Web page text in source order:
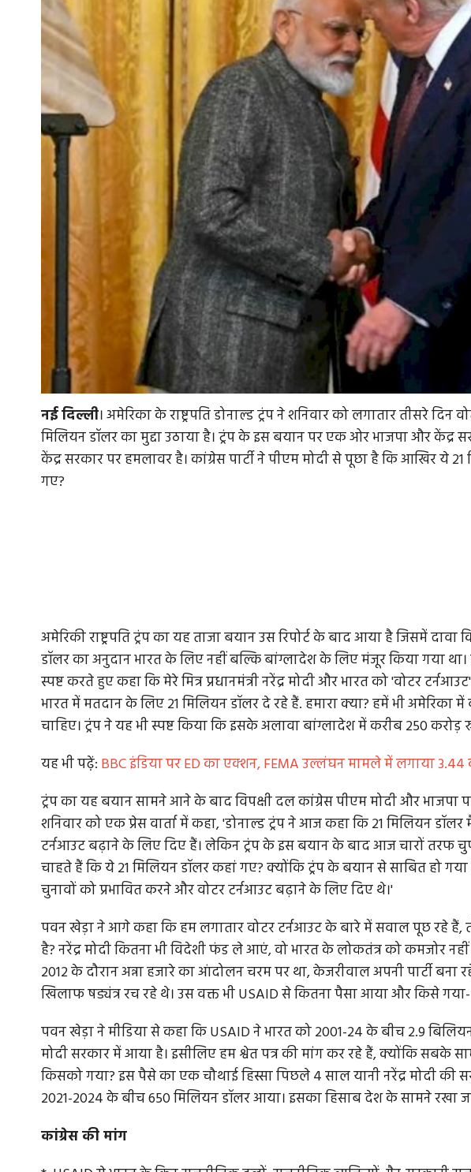
नईदिल्ली। अमेरिका के राष्ट्रपति डोनाल्ड ट्रंप ने शनिवार को लगातार तीसरे
मिलियन डॉलर का मुद्दा उठाया है। ट्रंप के इस बयान पर एक ओर भाजपा और केंद्र
केंद्र सरकार पर हमलावर है। कांग्रेस पार्टी ने पीएम मोदी से पूछा है कि आखिर ये
गए?
अमेरिकी राष्ट्रपति ट्रंप का यह ताजा बयान उस रिपोर्ट के बाद आया है जिसमें
डॉलर का अनुदान भारत के लिए नहीं बल्कि बांग्लादेश के लिए मंजूर किया गया था।
स्पष्ट करते हुए कहा कि मेरे मित्र प्रधानमंत्री नरेंद्र मोदी और भारत को 'वोटर
भारत में मतदान के लिए 21 मिलियन डॉलर दे रहे हैं. हमारा क्या? हमें भी अमेरिका
चाहिए। ट्रंप ने यह भी स्पष्ट किया कि इसके अलावा बांग्लादेश में करीब 250
यह भी पढे़ं: BBC इंडिया पर ED का एक्शन, FEMA उल्लंघन मामले में लगाया 3.44
ट्रंप का यह बयान सामने आने के बाद विपक्षी दल कांग्रेस पीएम मोदी और भाजपा
शनिवार को एक प्रेस वार्ता में कहा, 'डोनाल्ड ट्रंप ने आज कहा कि 21 मिलियन डॉलर
टर्नआउट बढ़ाने के लिए दिए हैं। लेकिन ट्रंप के इस बयान के बाद आज चारों तरफ
चाहते हैं कि ये 21 मिलियन डॉलर कहां गए? क्योंकि ट्रंप के बयान से साबित हो गया
चुनावों को प्रभावित करने और वोटर टर्नआउट बढ़ाने के लिए दिए थे।'
पवन खेड़ा ने आगे कहा कि हम लगातार वोटर टर्नआउट के बारे में सवाल पूछ रहे हैं,
है? नरेंद्र मोदी कितना भी विदेशी फंड ले आएं, वो भारत के लोकतंत्र को कमजोर
2012 के दौरान अन्ना हजारे का आंदोलन चरम पर था, केजरीवाल अपनी पार्टी बना
खिलाफ षड्यंत्र रच रहे थे। उस वक्त भी USAID से कितना पैसा आया और किसे गया-
पवन खेड़ा ने मीडिया से कहा कि USAID ने भारत को 2001-24 के बीच 2.9
मोदी सरकार में आया है। इसीलिए हम श्वेत पत्र की मांग कर रहे हैं, क्योंकि सबके
किसको गया? इस पैसे का एक चौथाई हिस्सा पिछले 4 साल यानी नरेंद्र मोदी की
2021-2024 के बीच 650 मिलियन डॉलर आया। इसका हिसाब देश के सामने रखा
कांग्रेस की मांग